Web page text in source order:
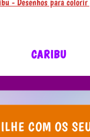
CARIBU
COM OS